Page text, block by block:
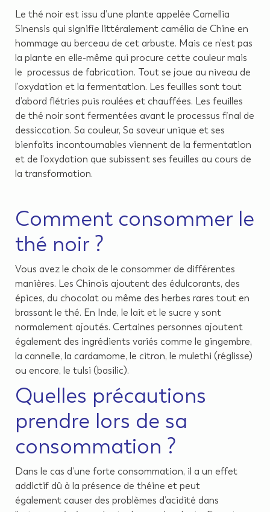
Le thé noir est issu d’une plante appelée Camellia
Sinensis qui signifie littéralement camélia de Chine en
hommage au berceau de cet arbuste. Mais ce n’est pas
la plante en elle-même qui procure cette couleur mais
le processus de fabrication. Tout se joue au niveau de
l’oxydation et la fermentation. Les feuilles sont tout
d’abord flétries puis roulées et chauffées. Les feuilles
de thé noir sont fermentées avant le processus final de
dessiccation. Sa couleur, Sa saveur unique et ses
bienfaits incontournables viennent de la fermentation
et de l’oxydation que subissent ses feuilles au cours de
la transformation.
Comment consommer le
thé noir ?
Vous avez le choix de le consommer de différentes
manières. Les Chinois ajoutent des édulcorants, des
épices, du chocolat ou même des herbes rares tout en
brassant le thé. En Inde, le lait et le sucre y sont
normalement ajoutés. Certaines personnes ajoutent
également des ingrédients variés comme le gingembre,
la cannelle, la cardamome, le citron, le mulethi (réglisse)
ou encore, le tulsi (basilic).
Quelles précautions
prendre lors de sa
consommation ?
Dans le cas d’une forte consommation, il a un effet
addictif dû à la présence de théine et peut
également causer des problèmes d’acidité dans